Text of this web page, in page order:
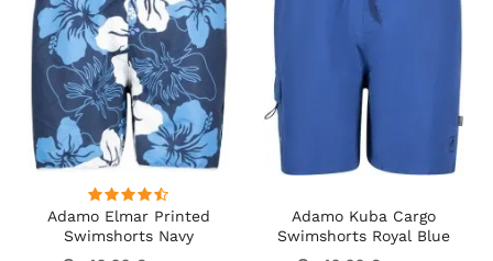
Adamo Elmar Printed
Swimshorts Navy
Adamo Kuba Cargo
Swimshorts Royal Blue